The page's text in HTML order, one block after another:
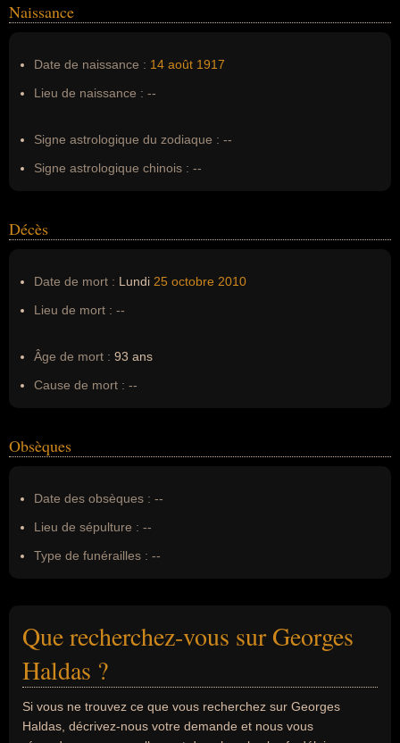
Nom de famille :Haldas
Naissance
Date de naissance : 14 août 1917
Lieu de naissance : --
Signe astrologique du zodiaque : --
Signe astrologique chinois : --
Décès
Date de mort : Lundi 25 octobre 2010
Lieu de mort : --
Âge de mort : 93 ans
Cause de mort : --
Obsèques
Date des obsèques : --
Lieu de sépulture : --
Type de funérailles : --
Que recherchez-vous sur Georges
Haldas ?
Si vous ne trouvez ce que vous recherchez sur Georges
Haldas, décrivez-nous votre demande et nous vous